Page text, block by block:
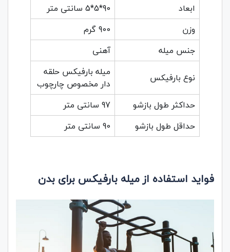
ابعاد
90*5*5 سانتی متر
وزن
900 گرم
جنس میله
آهنی
نوع بارفیکس
میله بارفیکس حلقه
دار مخصوص چارچوب
حداکثر طول بازشو
97 سانتی متر
حداقل طول بازشو
90 سانتی متر
فواید استفاده از میله بارفیکس برای بدن